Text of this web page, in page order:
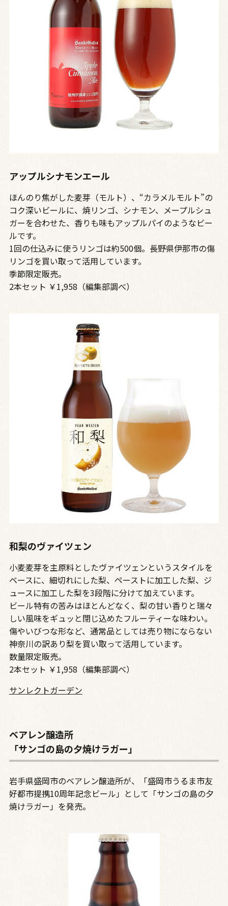
アップルシナモンエール
ほんのり焦がした麦芽（モルト）、“カラメルモルト”の
コク深いビールに、焼リンゴ、シナモン、メープルシュ
ガーを合わせた、香りも味もアップルパイのようなビー
ルです。
1回の仕込みに使うリンゴは約500個。長野県伊那市の傷
リンゴを買い取って活用しています。
季節限定販売。
2本セット ￥1,958（編集部調べ）
和梨のヴァイツェン
小麦麦芽を主原料としたヴァイツェンというスタイルを
ベースに、細切れにした梨、ペーストに加工した梨、ジ
ュースに加工した梨を3段階に分けて加えています。
ビール特有の苦みはほとんどなく、梨の甘い香りと瑞々
しい風味をギュッと閉じ込めたフルーティーな味わい。
傷やいびつな形など、通常品としては売り物にならない
神奈川の訳あり梨を買い取って活用しています。
数量限定販売。
2本セット ￥1,958（編集部調べ）
サンレクトガーデン
ベアレン醸造所
「サンゴの島の夕焼けラガー」
岩手県盛岡市のベアレン醸造所が、「盛岡市うるま市友
好都市提携10周年記念ビール」として「サンゴの島の夕
焼けラガー」を発売。